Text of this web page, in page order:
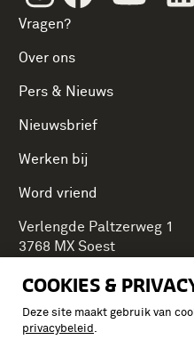
COOKIES &
Deze site maakt gebruik van
privacybeleid .
Vragen?
Over ons
Pers & Nieuws
Nieuwsbrief
Werken bij
Word vriend
Verlengde Paltzerweg 1
3768 MX Soest
Onderdeel van Stichting